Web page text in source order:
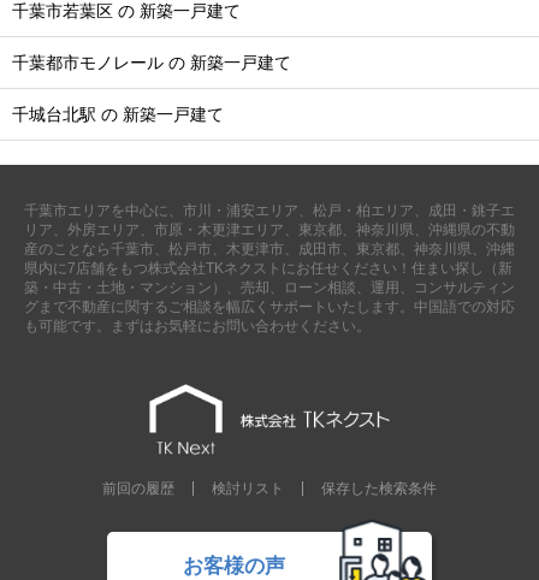
千葉市若葉区 の 新築一戸建て
千葉都市モノレール の 新築一戸建て
千城台北駅 の 新築一戸建て
千葉市エリアを中心に、市川・浦安エリア、松戸・柏エリア、成田・銚子エ
リア、外房エリア、市原・木更津エリア、東京都、神奈川県、沖縄県の不動
産のことなら千葉市、松戸市、木更津市、成田市、東京都、神奈川県、沖縄
県内に7店舗をもつ株式会社TKネクストにお任せください！住まい探し（新
築・中古・土地・マンション）、売却、ローン相談、運用、コンサルティン
グまで不動産に関するご相談を幅広くサポートいたします。中国語での対応
も可能です。まずはお気軽にお問い合わせください。
前回の履歴 検討リスト 保存した検索条件
お客様の声